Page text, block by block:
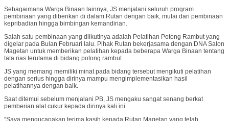
Sebagaimana Warga Binaan lainnya, JS menjalani seluruh program
pembinaan yang diberikan di dalam Rutan dengan baik, mulai dari pembinaan
kepribadian hingga bimbingan kemandirian.
Salah satu pembinaan yang diikutinya adalah Pelatihan Potong Rambut yang
digelar pada Bulan Februari lalu. Pihak Rutan bekerjasama dengan DNA Salon
Magetan untuk memberikan pelatihan kepada beberapa Warga Binaan tentang
tata rias terutama di bidang potong rambut.
JS yang memang memiliki minat pada bidang tersebut mengikuti pelatihan
dengan serius hingga dirinya mampu mengimplementasikan hasil
pelatihannya dengan baik.
Saat ditemui sebelum menjalani PB, JS mengaku sangat senang berkat
pemberian alat cukur kepada dirinya kali ini.
“Saya mengucapakan terima kasih kepada Rutan Magetan yang telah